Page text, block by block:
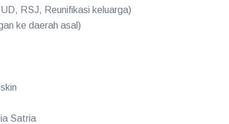
RSJ, Reunifikasi keluarga)
ke daerah asal)
Satria